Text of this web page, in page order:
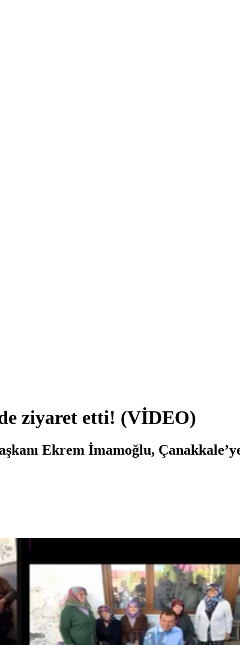
ziyaret etti! (VİDEO)
Ekrem İmamoğlu,